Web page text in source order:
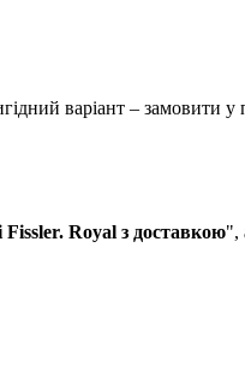
варіант – замовити у
Royal з доставкою",